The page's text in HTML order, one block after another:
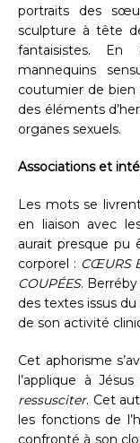
portraits des
sculpture à tête
fantaisistes. En
mannequins
coutumier de bien
des éléments
organes sexuels.
Associations et
Les mots se
en liaison avec
aurait presque pu
corporel : CŒURS
COUPÉES.
des textes issus
de son activité
Cet aphorisme
l’applique à Jésus
ressusciter. Cet
les fonctions de
confronté à son